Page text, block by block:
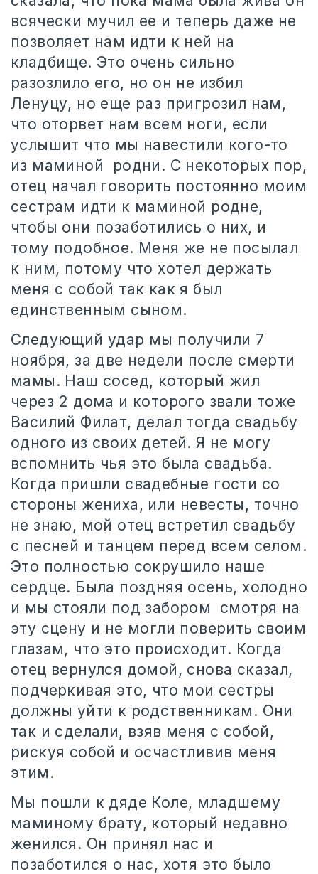
всячески мучил ее и теперь даже не
позволяет нам идти к ней на
кладбище. Это очень сильно
разозлило его, но он не избил
Ленуцу, но еще раз пригрозил нам,
что оторвет нам всем ноги, если
услышит что мы навестили кого-то
из маминой
родни. С некоторых пор,
отец начал говорить постоянно моим
сестрам идти к маминой родне,
чтобы они позаботились о них, и
тому подобное. Меня же не посылал
к ним, потому что хотел держать
меня с собой так как я был
единственным сыном.
Следующий удар мы получили 7
ноября, за две недели после смерти
мамы. Наш сосед, который жил
через 2 дома и которого звали тоже
Василий Филат, делал тогда свадьбу
одного из своих детей. Я не могу
вспомнить чья это была свадьба.
Когда пришли свадебные гости со
стороны жениха, или невесты, точно
не знаю, мой отец встретил свадьбу
с песней и танцем перед всем селом.
Это полностью сокрушило наше
сердце. Была поздняя осень, холодно
и мы стояли под забором
смотря на
эту сцену и не могли поверить своим
глазам, что это происходит. Когда
отец вернулся домой, снова сказал,
подчеркивая это, что мои сестры
должны уйти к родственникам. Они
так и сделали, взяв меня с собой,
рискуя собой и осчастливив меня
этим.
Мы пошли к дяде Коле, младшему
маминому брату, который недавно
женился. Он принял нас и
позаботился о нас, хотя это было